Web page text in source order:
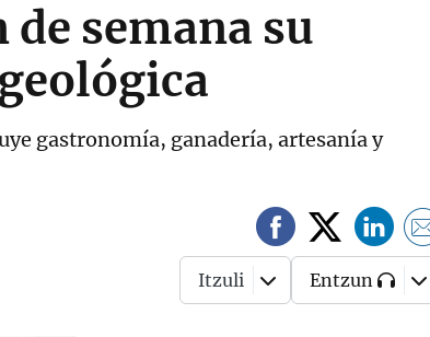
de semana su
gastronomía, ganadería, artesanía y
Itzuli Entzun